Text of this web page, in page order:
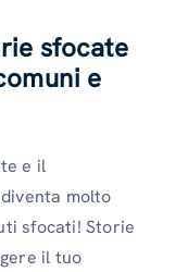
sfocate
e
e il
molto
sfocati! Storie
il tuo